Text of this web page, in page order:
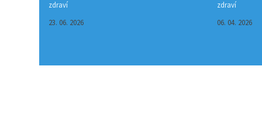
zdraví
23. 06. 2026
zdraví
06. 04. 2026